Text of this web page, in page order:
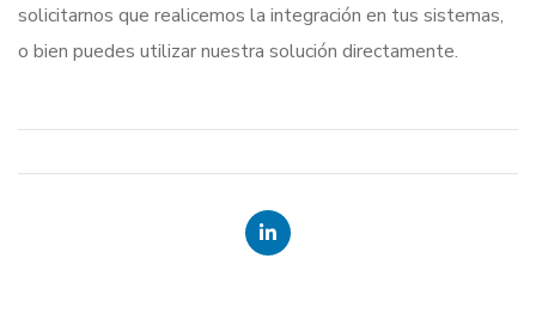
solicitarnos que realicemos la integración en tus sistemas,
o bien puedes utilizar nuestra solución directamente.